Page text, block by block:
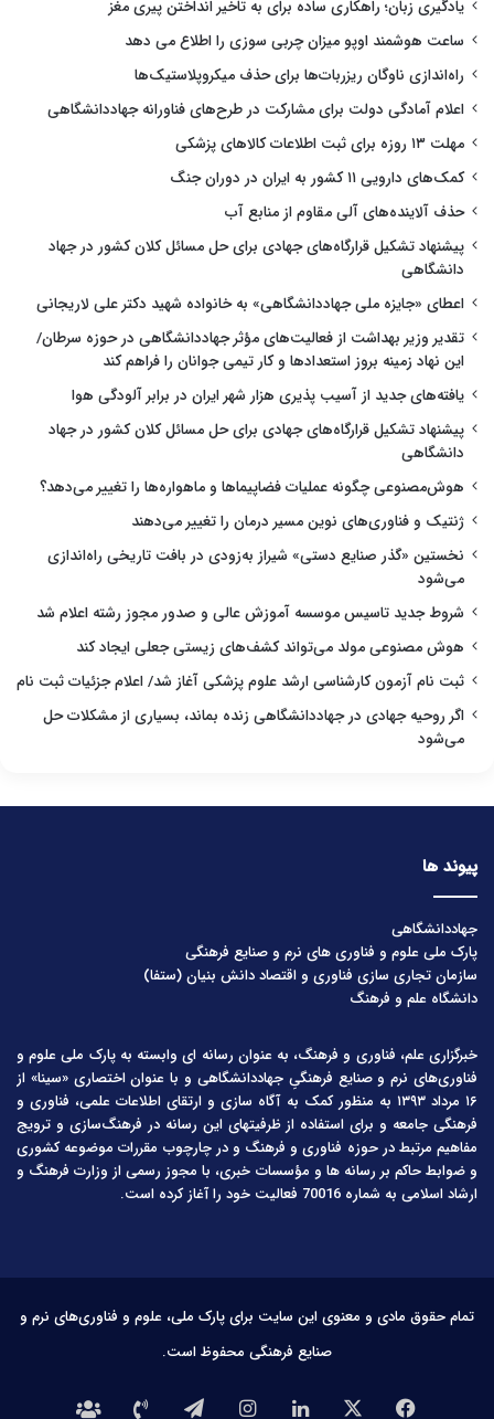
یادگیری زبان؛ راهکاری ساده برای به تاخیر انداختن پیری مغز
ساعت هوشمند اوپو میزان چربی سوزی را اطلاع می دهد
راه‌اندازی ناوگان ریزربات‌ها برای حذف میکروپلاستیک‌ها
اعلام آمادگی دولت برای مشارکت در طرح‌های فناورانه جهاددانشگاهی
مهلت ۱۳ روزه برای ثبت اطلاعات کالاهای پزشکی
کمک‌های دارویی ۱۱ کشور به ایران در دوران جنگ
حذف آلاینده‌های آلی مقاوم از منابع آب
پیشنهاد تشکیل قرارگاه‌های جهادی برای حل مسائل کلان کشور در جهاد
دانشگاهی
اعطای «جایزه ملی جهاددانشگاهی» به خانواده شهید دکتر علی لاریجانی
تقدیر وزیر بهداشت از فعالیت‌های مؤثر جهاددانشگاهی در حوزه سرطان/
این نهاد زمینه بروز استعدادها و کار تیمی جوانان را فراهم کند
یافته‌های جدید از آسیب پذیری هزار شهر ایران در برابر آلودگی هوا
پیشنهاد تشکیل قرارگاه‌های جهادی برای حل مسائل کلان کشور در جهاد
دانشگاهی
هوش‌مصنوعی چگونه عملیات فضاپیماها و ماهواره‌ها را تغییر می‌دهد؟
ژنتیک و فناوری‌های نوین مسیر درمان را تغییر می‌دهند
نخستین «گذر صنایع دستی» شیراز به‌زودی در بافت تاریخی راه‌اندازی
می‌شود
شروط جدید تاسیس موسسه آموزش عالی و صدور مجوز رشته اعلام شد
هوش مصنوعی مولد می‌تواند کشف‌های زیستی جعلی ایجاد کند
ثبت نام آزمون کارشناسی ارشد علوم پزشکی آغاز شد/ اعلام جزئیات ثبت نام
اگر روحیه جهادی در جهاددانشگاهی زنده بماند، بسیاری از مشکلات حل
می‌شود
پیوند ها
جهاددانشگاهی
پارک ملی علوم و فناوری های نرم و صنایع فرهنگی
سازمان تجاری سازی فناوری و اقتصاد دانش بنیان (ستفا)
دانشگاه علم و فرهنگ
خبرگزاری علم، فناوری و فرهنگ، به عنوان رسانه ای وابسته به پارک ملی علوم و
فناوری‌های نرم و صنایع فرهنگیِ جهاددانشگاهی و با عنوان اختصاری «سینا» از
۱۶ مرداد ۱۳۹۳ به منظور کمک به آگاه سازی و ارتقای اطلاعات علمی، فناوری و
فرهنگی جامعه و برای استفاده از ظرفیتهای این رسانه در فرهنگ‌سازی و ترویج
مفاهیم مرتبط در حوزه فناوری و فرهنگ و در چارچوب مقررات موضوعه کشوری
و ضوابط حاکم بر رسانه ها و مؤسسات خبری، با مجوز رسمی از وزارت فرهنگ و
ارشاد اسلامی به شماره 70016 فعالیت خود را آغاز کرده است.
تمام حقوق مادی و معنوی این سایت برای پارک ملی، علوم و فناوری‌های نرم و
صنایع فرهنگی محفوظ است.
فیس لینکدیناینستاگرامتلگرامتماس درباره